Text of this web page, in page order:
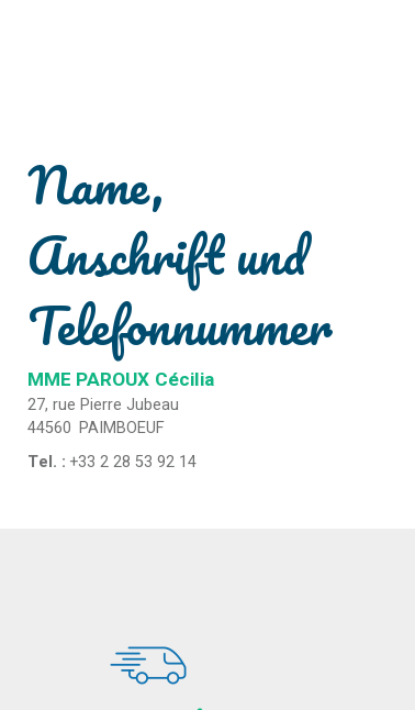
Name,
Anschrift und
Telefonnummer
MME PAROUX Cécilia
27, rue Pierre Jubeau
44560 PAIMBOEUF
Tel. : +33 2 28 53 92 14